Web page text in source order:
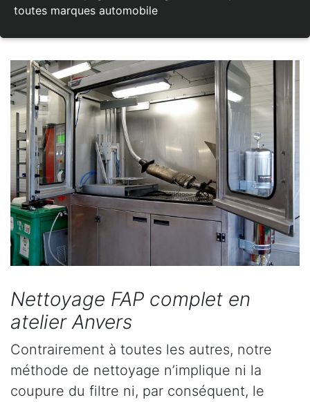
toutes marques automobile
Nettoyage FAP complet en
atelier Anvers
Contrairement à toutes les autres, notre
méthode de nettoyage n’implique ni la
coupure du filtre ni, par conséquent, le